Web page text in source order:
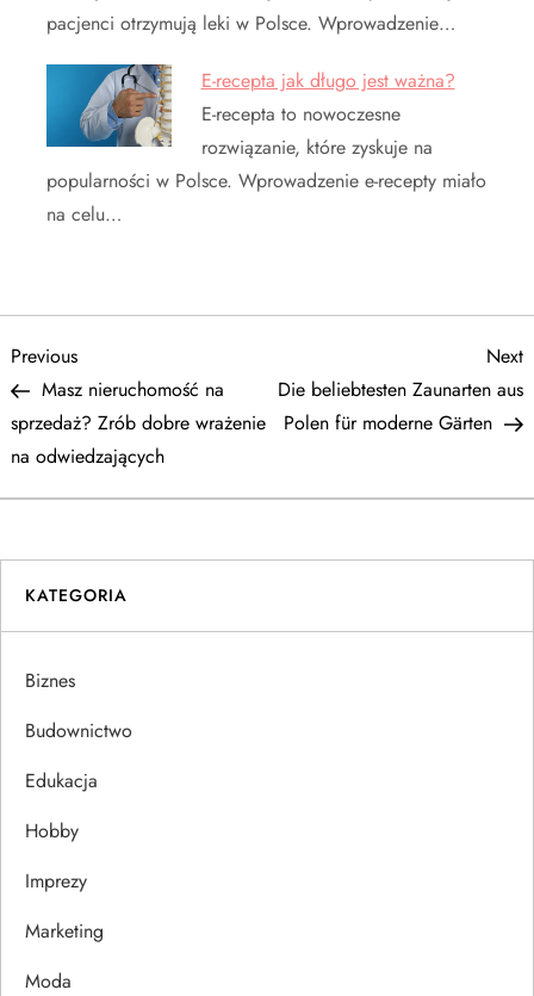
pacjenci otrzymują leki w Polsce. Wprowadzenie…
E-recepta jak długo jest ważna?
E-recepta to nowoczesne
rozwiązanie, które zyskuje na
popularności w Polsce. Wprowadzenie e-recepty miało
na celu…
N
a
w
g
a
c
a
w
p
Previous
Post
Previous
Masz nieruchomość na
sprzedaż? Zrób dobre wrażenie
na odwiedzających
Next
Die beliebtesten Zaunarten aus
Polen für moderne Gärten
KATEGORIA
Biznes
Budownictwo
Edukacja
Hobby
Imprezy
Marketing
Moda